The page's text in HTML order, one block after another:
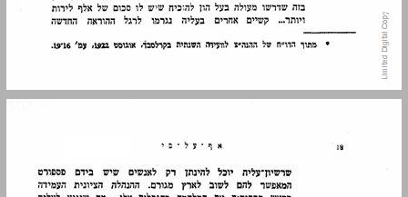
פרק שני אוואנטוריזם ... 21